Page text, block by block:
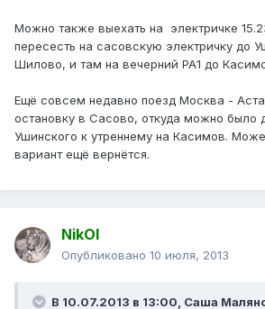
Можно также выехать на электричке
пересесть на сасовскую электричку до
Шилово, и там на вечерний РА1 до
Ещё совсем недавно поезд Москва -
остановку в Сасово, откуда можно было
Ушинского к утреннему на Касимов.
вариант ещё вернётся.
NikOl
Опубликовано 10 июля, 2013
В 10.07.2013 в 13:00, Саша